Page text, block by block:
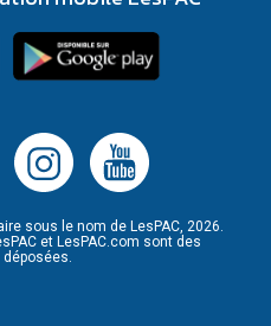
sous le nom de LesPAC, 2026.
et LesPAC.com sont des